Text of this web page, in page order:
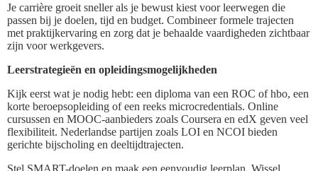
Je carrière groeit sneller als je bewust kiest voor leerwegen die
passen bij je doelen, tijd en budget. Combineer formele trajecten
met praktijkervaring en zorg dat je behaalde vaardigheden zichtbaar
zijn voor werkgevers.
Leerstrategieën en opleidingsmogelijkheden
Kijk eerst wat je nodig hebt: een diploma van een ROC of hbo, een
korte beroepsopleiding of een reeks microcredentials. Online
cursussen en MOOC-aanbieders zoals Coursera en edX geven veel
flexibiliteit. Nederlandse partijen zoals LOI en NCOI bieden
gerichte bijscholing en deeltijdtrajecten.
Stel SMART-doelen en maak een eenvoudig leerplan. Wissel